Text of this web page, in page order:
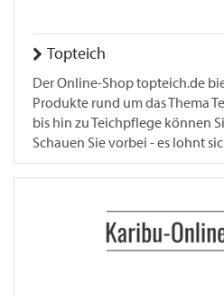
Topteich
Der Online-Shop topteich.de
Produkte rund um das Thema
bis hin zu Teichpflege können
Schauen Sie vorbei - es lohnt